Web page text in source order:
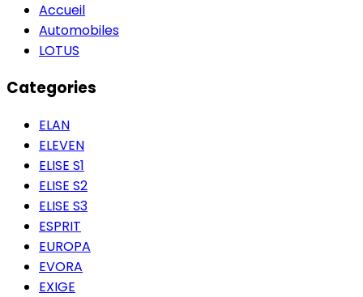
Accueil
Automobiles
LOTUS
Categories
ELAN
ELEVEN
ELISE S1
ELISE S2
ELISE S3
ESPRIT
EUROPA
EVORA
EXIGE